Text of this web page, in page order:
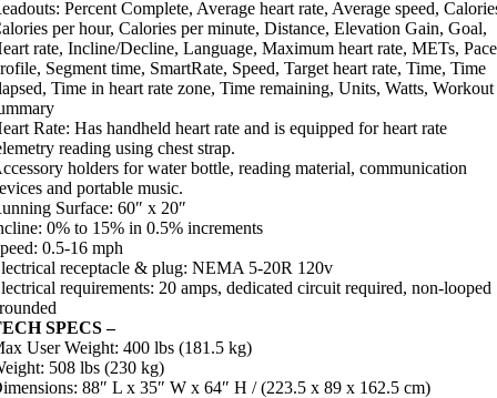
Percent Complete, Average heart rate, Average speed,
per hour, Calories per minute, Distance, Elevation Gain, Goal,
rate, Incline/Decline, Language, Maximum heart rate, METs,
Segment time, SmartRate, Speed, Target heart rate, Time, Time
Time in heart rate zone, Time remaining, Units, Watts, Workout
Rate: Has handheld heart rate and is equipped for heart rate
reading using chest strap.
holders for water bottle, reading material, communication
and portable music.
Surface: 60″ x 20″
0% to 15% in 0.5% increments
0.5-16 mph
receptacle & plug: NEMA 5-20R 120v
requirements: 20 amps, dedicated circuit required, non-looped
SPECS –
User Weight: 400 lbs (181.5 kg)
508 lbs (230 kg)
88″ L x 35″ W x 64″ H / (223.5 x 89 x 162.5 cm)